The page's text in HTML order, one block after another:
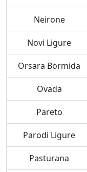
Neirone
Novi Ligure
Orsara Bormida
Ovada
Pareto
Parodi Ligure
Pasturana